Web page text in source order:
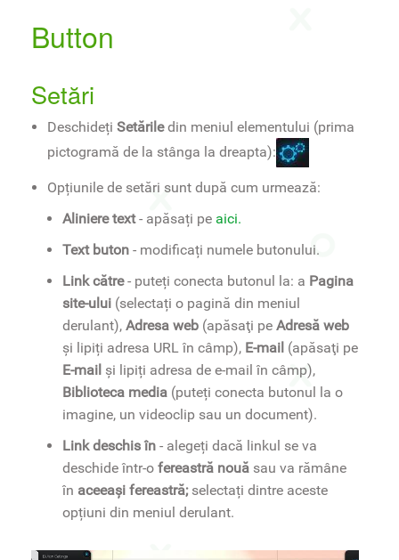
Button
Setări
Deschideți Setăriledin meniul elementului (prima
pictogramă de la stânga la dreapta):
Opțiunile de setări sunt după cum urmează:
Aliniere text- apăsați pe aici.
Text buton- modificați numele butonului.
Link către- puteți conecta butonul la: a Pagina
site-ului (selectați o pagină din meniul
derulant),Adresa web (apăsaţi peAdresă web
și lipiți adresa URL în câmp), E-mail (apăsaţi pe
E-mail și lipiți adresa de e-mail în câmp),
Biblioteca media (puteți conecta butonul la o
imagine, un videoclip sau un document).
Link deschis în- alegeți dacă linkul se va
deschide într-ofereastră nouă sau va rămâne
în aceeași fereastră;selectați dintre aceste
opțiuni din meniul derulant.